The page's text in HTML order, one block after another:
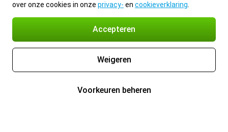
over onze cookies in onze privacy- en cookieverklaring
Accepteren
Weigeren
Voorkeuren beheren